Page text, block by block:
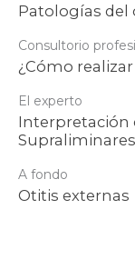
Patologías del
Consultorio
¿Cómo
El experto
Interpretación
Supraliminares
A fondo
Otitis externas